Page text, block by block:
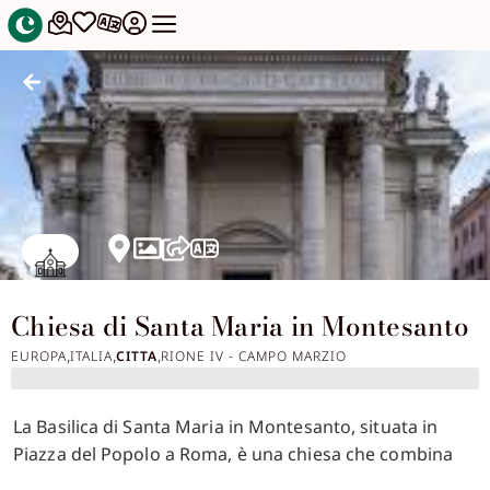
Chiesa di Santa Maria in Montesanto
EUROPA,ITALIA,CITTA,RIONE IV - CAMPO MARZIO
La Basilica di Santa Maria in Montesanto, situata in
Piazza del Popolo a Roma, è una chiesa che combina